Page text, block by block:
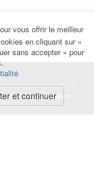
nuitée, à la semaine,
unecolocation
professionnel, une
vous offrir le meilleur
en cliquant sur «
sans accepter » pour
et continuer